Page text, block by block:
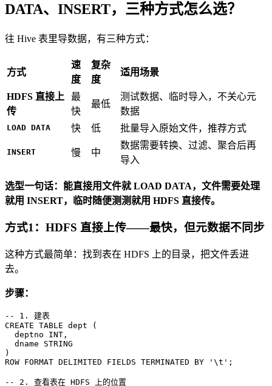
DATA、INSERT，三种方式怎么选？
往 Hive 表里导数据，有三种方式：
方式
速
度
复杂
度
适用场景
HDFS 直接上
传
最
快
最低
测试数据、临时导入，不关心元
数据
LOAD DATA 快 低 批量导入原始文件，推荐方式
INSERT 慢 中
数据需要转换、过滤、聚合后再
导入
选型一句话：能直接用文件就 LOAD DATA，文件需要处理
就用 INSERT，临时随便测测就用 HDFS 直接传。
方式1：HDFS 直接上传——最快，但元数据不同步
这种方式最简单：找到表在 HDFS 上的目录，把文件丢进
去。
步骤：
-- 1. 建表
CREATE TABLE dept (
  deptno
INT ,
  dname STRING
ROW FORMAT DELIMITED FIELDS TERMINATED BY '\t' ;
-- 2. 查看表在 HDFS 上的位置